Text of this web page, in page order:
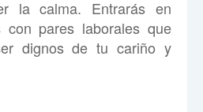
la calma. Entrarás en
con pares laborales que
dignos de tu cariño y